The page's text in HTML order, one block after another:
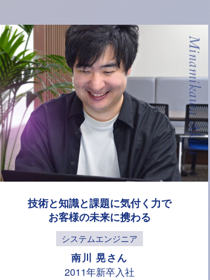
Minamikawa Akira
技術と知識と課題に気付く力で
お客様の未来に携わる
システムエンジニア
南川 晃さん
2011年新卒入社